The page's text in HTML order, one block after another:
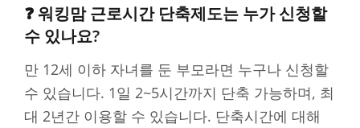
❓ 워킹맘 근로시간 단축제도는 누가 신청할
수 있나요?
만 12세 이하 자녀를 둔 부모라면 누구나 신청할
수 있습니다. 1일 2~5시간까지 단축 가능하며, 최
대 2년간 이용할 수 있습니다. 단축시간에 대해